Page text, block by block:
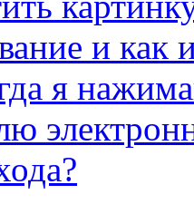
и как
я